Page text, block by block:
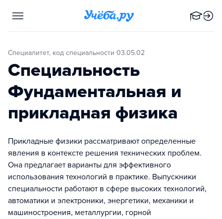
Специалитет, код специальности 03.05.02
Специальность
Фундаментальная и
прикладная физика
Прикладные физики рассматривают определенные
явления в контексте решения технических проблем.
Она предлагает варианты для эффективного
использования технологий в практике. Выпускники
специальности работают в сфере высоких технологий,
автоматики и электроники, энергетики, механики и
машиностроения, металлургии, горной